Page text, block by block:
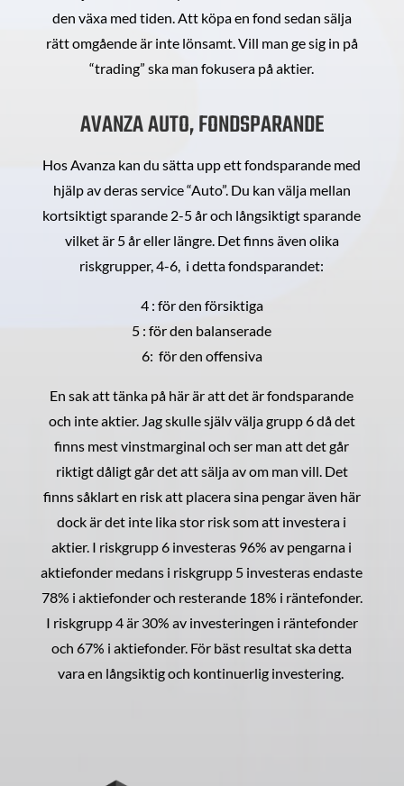
den växa med tiden. Att köpa en fond sedan sälja
rätt omgående är inte lönsamt. Vill man ge sig in på
“trading” ska man fokusera på aktier.
AVANZA AUTO, FONDSPARANDE
Hos Avanza kan du sätta upp ett fondsparande med
hjälp av deras service “Auto”. Du kan välja mellan
kortsiktigt sparande 2-5 år och långsiktigt sparande
vilket är 5 år eller längre. Det finns även olika
riskgrupper, 4-6, i detta fondsparandet:
4 : för den försiktiga
5 : för den balanserade
6: för den offensiva
En sak att tänka på här är att det är fondsparande
och inte aktier. Jag skulle själv välja grupp 6 då det
finns mest vinstmarginal och ser man att det går
riktigt dåligt går det att sälja av om man vill. Det
finns såklart en risk att placera sina pengar även här
dock är det inte lika stor risk som att investera i
aktier. I riskgrupp 6 investeras 96% av pengarna i
aktiefonder medans i riskgrupp 5 investeras endaste
78% i aktiefonder och resterande 18% i räntefonder.
I riskgrupp 4 är 30% av investeringen i räntefonder
och 67% i aktiefonder. För bäst resultat ska detta
vara en långsiktig och kontinuerlig investering.